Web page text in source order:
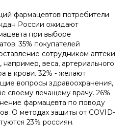
фармацевтов потребители
России ожидают
при выборе
35% покупателей
сотрудником аптеки
например, веса, артериального
в крови. 32% - желают
вопросы здравоохранения,
своему лечащему врачу. 26%
фармацевта по поводу
О методах защиты от COVID-
23% россиян.